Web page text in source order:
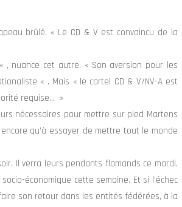
brûlé. « Le CD & V est convaincu de la
nuance cet autre. « Son aversion pour les
« . Mais « le cartel CD & V/NV-A est
requise… »
nécessaires pour mettre sur pied Martens
qu’à essayer de mettre tout le monde
Il verra leurs pendants flamands ce mardi.
économique cette semaine. Et si l’échec
son retour dans les entités fédérées, à la